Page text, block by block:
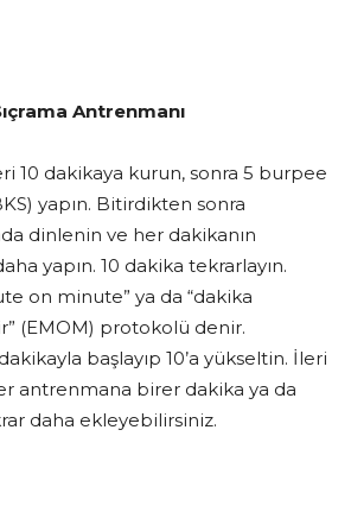
Antrenmanı
10 dakikaya kurun, sonra 5 burpee
yapın. Bitirdikten sonra
dinlenin ve her dakikanın
yapın. 10 dakika tekrarlayın.
on minute” ya da “dakika
(EMOM) protokolü denir.
başlayıp 10’a yükseltin. İleri
antrenmana birer dakika ya da
daha ekleyebilirsiniz.